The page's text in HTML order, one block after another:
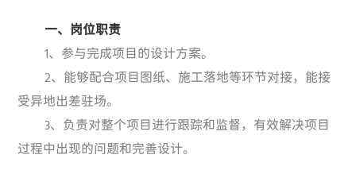
一、岗位职责
1、参与完成项目的设计方案。
2、能够配合项目图纸、施工落地等环节对接，能接
受异地出差驻场。
3、负责对整个项目进行跟踪和监督，有效解决项目
过程中出现的问题和完善设计。